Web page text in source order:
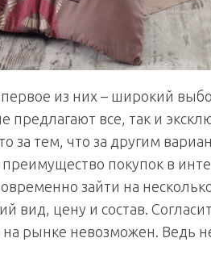
из них – широкий
предлагают все, так и
за тем, что за другим
покупок в
зайти на
вид, цену и состав.
рынке невозможен. Ведь